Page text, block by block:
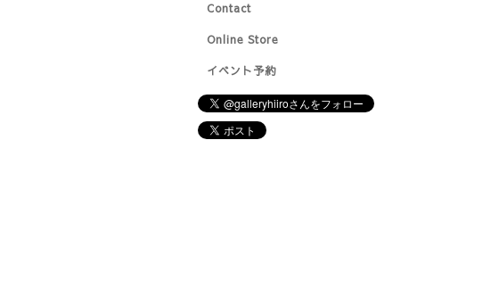
Contact
Online Store
イベント予約